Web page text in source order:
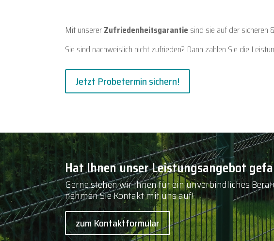
Mit unsererZufriedenheitsgarantie sind sie auf der sicheren
Sie sind nachweislich nicht zufrieden? Dann zahlen Sie die
Jetzt Probetermin sichern!
Hat Ihnen unser Leistungsangebot
Gerne stehen wir Ihnen für ein unverbindliches
nehmen Sie Kontakt mit uns auf!
zum Kontaktformular